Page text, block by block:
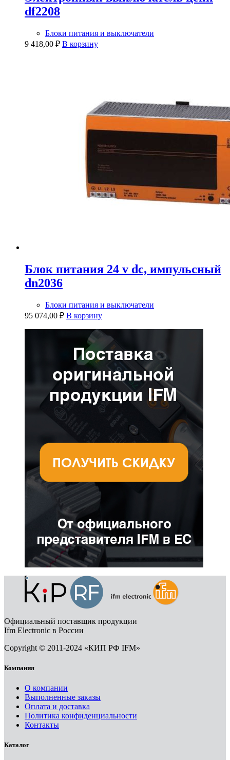
df2208
Блоки питания и выключатели
9 418,00 ₽ В корзину
Блок питания 24 v dc, импульсный
dn2036
Блоки питания и выключатели
95 074,00 ₽ В корзину
Официальный поставщик продукции
Ifm Electronic в России
Copyright © 2011-2024 «КИП РФ IFM»
Компания
О компании
Выполненные заказы
Оплата и доставка
Политика конфиденциальности
Контакты
Каталог